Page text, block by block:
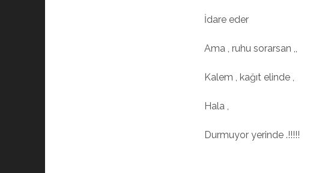
İdare eder
Ama , ruhu sorarsan ,,
Kalem , kağıt elinde ,
Hala ,
Durmuyor yerinde .!!!!!